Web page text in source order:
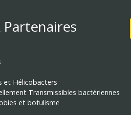
Partenaires
et Hélicobacters
Transmissibles bactériennes
et botulisme